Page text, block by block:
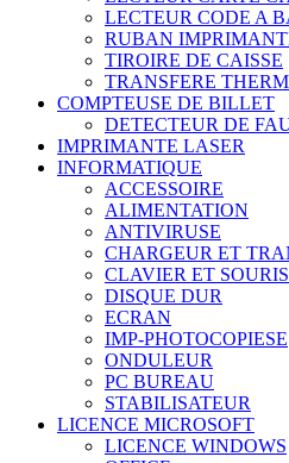
LECTEUR CODE A
RUBAN
TIROIRE DE CAISSE
TRANSFERE
COMPTEUSE DE BILLET
DETECTEUR DE
IMPRIMANTE LASER
INFORMATIQUE
ACCESSOIRE
ALIMENTATION
ANTIVIRUSE
CHARGEUR ET
CLAVIER ET SOURIS
DISQUE DUR
ECRAN
IMP-PHOTOCOPIESE
ONDULEUR
PC BUREAU
STABILISATEUR
LICENCE MICROSOFT
LICENCE WINDOWS